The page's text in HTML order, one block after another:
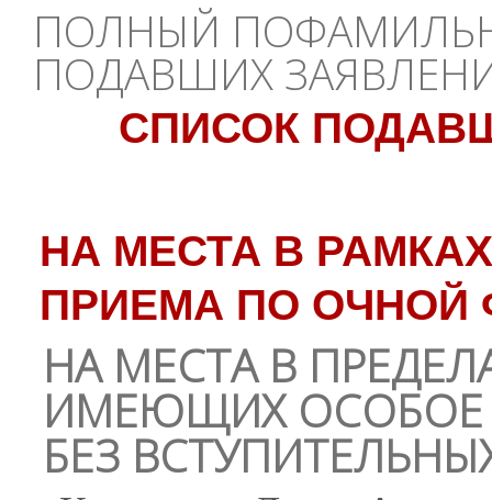
ПОЛНЫЙ
ПОДАВШИХ
СПИСОК
НА МЕСТА В
ПРИЕМА ПО ОЧНОЙ
НА МЕСТА В
ИМЕЮЩИХ ОСОБОЕ
БЕЗ